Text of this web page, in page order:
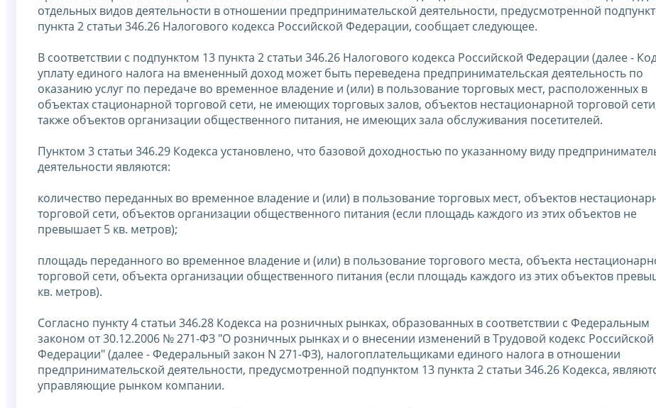
отдельных видов деятельности в отношении предпринимательской деятельности, предусмотренной
пункта 2 статьи 346.26 Налогового кодекса Российской Федерации, сообщает следующее.
В соответствии с подпунктом 13 пункта 2 статьи 346.26 Налогового кодекса Российской Федерации (далее -
уплату единого налога на вмененный доход может быть переведена предпринимательская деятельность по
оказанию услуг по передаче во временное владение и (или) в пользование торговых мест, расположенных в
объектах стационарной торговой сети, не имеющих торговых залов, объектов нестационарной торговой
также объектов организации общественного питания, не имеющих зала обслуживания посетителей.
Пунктом 3 статьи 346.29 Кодекса установлено, что базовой доходностью по указанному виду
деятельности являются:
количество переданных во временное владение и (или) в пользование торговых мест, объектов
торговой сети, объектов организации общественного питания (если площадь каждого из этих объектов не
превышает 5 кв. метров);
площадь переданного во временное владение и (или) в пользование торгового места, объекта
торговой сети, объекта организации общественного питания (если площадь каждого из этих объектов
кв. метров).
Согласно пункту 4 статьи 346.28 Кодекса на розничных рынках, образованных в соответствии с Федеральным
законом от 30.12.2006 № 271-ФЗ "О розничных рынках и о внесении изменений в Трудовой кодекс Российской
Федерации" (далее - Федеральный закон N 271-ФЗ), налогоплательщиками единого налога в отношении
предпринимательской деятельности, предусмотренной подпунктом 13 пункта 2 статьи 346.26 Кодекса,
управляющие рынком компании.